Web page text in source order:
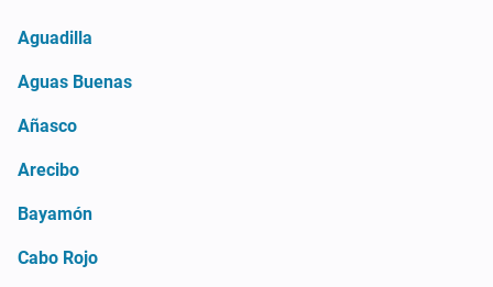
Aguadilla
Aguas Buenas
Añasco
Arecibo
Bayamón
Cabo Rojo